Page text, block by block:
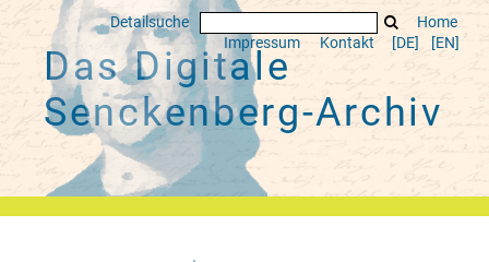
Detailsuche
Home
Impressum
Kontakt [DE] [EN]
Das Digitale
Senckenberg-Archiv